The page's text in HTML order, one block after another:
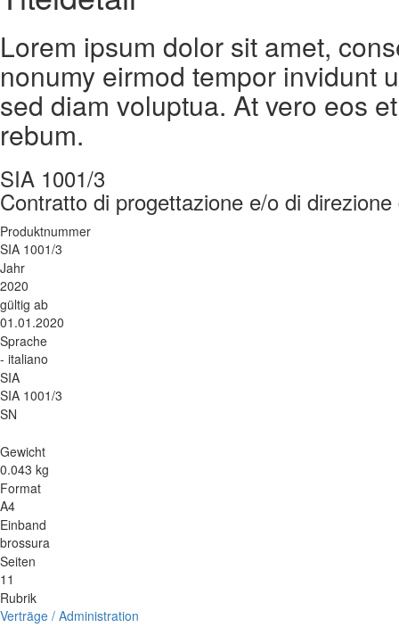
Lorem ipsum dolor sit amet,
nonumy eirmod tempor invidunt
sed diam voluptua. At vero eos
rebum.
SIA 1001/3
Contratto di progettazione e/o di
Produktnummer
SIA 1001/3
Jahr
2020
gültig ab
01.01.2020
Sprache
- italiano
SIA
SIA 1001/3
SN
Gewicht
0.043 kg
Format
A4
Einband
brossura
Seiten
11
Rubrik
Verträge / Administration